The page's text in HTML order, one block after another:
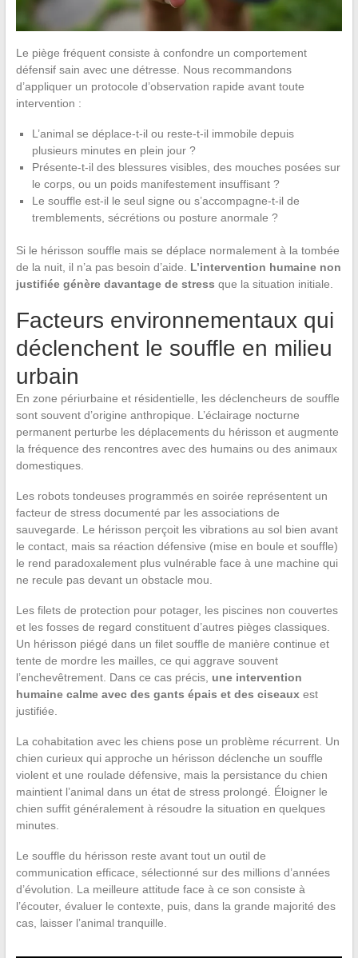
Le piège fréquent consiste à confondre un comportement
défensif sain avec une détresse. Nous recommandons
d’appliquer un protocole d’observation rapide avant toute
intervention :
L’animal se déplace-t-il ou reste-t-il immobile depuis
plusieurs minutes en plein jour ?
Présente-t-il des blessures visibles, des mouches posées sur
le corps, ou un poids manifestement insuffisant ?
Le souffle est-il le seul signe ou s’accompagne-t-il de
tremblements, sécrétions ou posture anormale ?
Si le hérisson souffle mais se déplace normalement à la tombée
de la nuit, il n’a pas besoin d’aide. L’intervention humaine non
justifiée génère davantage de stress que la situation initiale.
Facteurs environnementaux qui
déclenchent le souffle en milieu
urbain
En zone périurbaine et résidentielle, les déclencheurs de souffle
sont souvent d’origine anthropique. L’éclairage nocturne
permanent perturbe les déplacements du hérisson et augmente
la fréquence des rencontres avec des humains ou des animaux
domestiques.
Les robots tondeuses programmés en soirée représentent un
facteur de stress documenté par les associations de
sauvegarde. Le hérisson perçoit les vibrations au sol bien avant
le contact, mais sa réaction défensive (mise en boule et souffle)
le rend paradoxalement plus vulnérable face à une machine qui
ne recule pas devant un obstacle mou.
Les filets de protection pour potager, les piscines non couvertes
et les fosses de regard constituent d’autres pièges classiques.
Un hérisson piégé dans un filet souffle de manière continue et
tente de mordre les mailles, ce qui aggrave souvent
l’enchevêtrement. Dans ce cas précis, une intervention
humaine calme avec des gants épais et des ciseauxest
justifiée.
La cohabitation avec les chiens pose un problème récurrent. Un
chien curieux qui approche un hérisson déclenche un souffle
violent et une roulade défensive, mais la persistance du chien
maintient l’animal dans un état de stress prolongé. Éloigner le
chien suffit généralement à résoudre la situation en quelques
minutes.
Le souffle du hérisson reste avant tout un outil de
communication efficace, sélectionné sur des millions d’années
d’évolution. La meilleure attitude face à ce son consiste à
l’écouter, évaluer le contexte, puis, dans la grande majorité des
cas, laisser l’animal tranquille.